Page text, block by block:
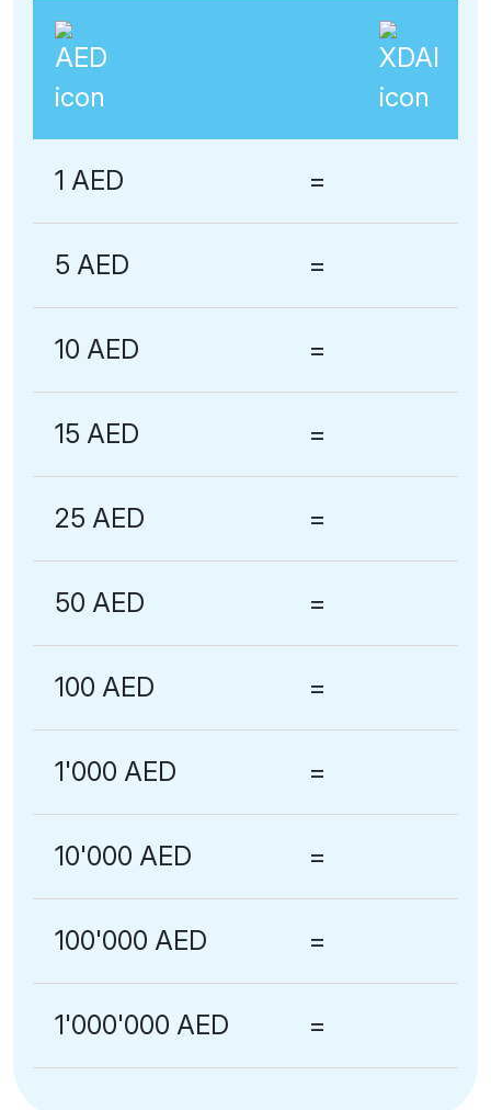
1 AED =
5 AED =
10 AED =
15 AED =
25 AED =
50 AED =
100 AED =
1'000 AED =
10'000 AED =
100'000 AED =
1'000'000 AED =